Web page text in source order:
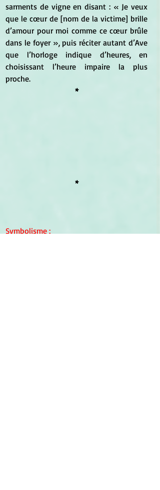
sarments de vigne en disant : « Je veux
que le cœur de [nom de la victime] brille
d’amour pour moi comme ce cœur brûle
dans le foyer », puis réciter autant d’Ave
que l’horloge indique d’heures, en
choisissant l’heure impaire la plus
proche.
*
*
Symbolisme :